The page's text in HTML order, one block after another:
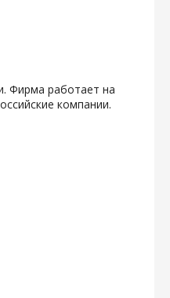
Фирма работает на
компании.